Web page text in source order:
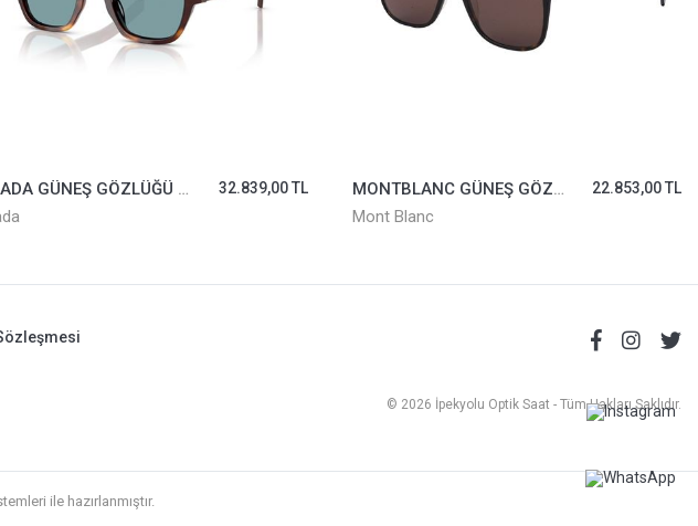
PRADA GÜNEŞ GÖZLÜĞÜ SPRA16-15W04D*49
32.839,00 TL
MONTBLANC GÜNEŞ GÖZLÜĞÜ MB0174S-002
Mont Blanc
22.853,00 TL
© 2026 İpekyolu Optik Saat - Tüm Hakları Saklıdır.
ile hazırlanmıştır.